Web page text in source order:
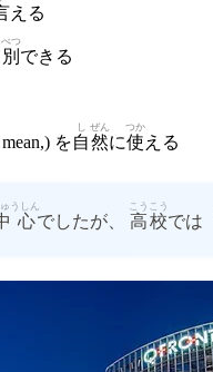
える
別
べつ
できる
を自
し
然
ぜん
に使
つか
える
心
うしん
でしたが、 高校
こうこう
では